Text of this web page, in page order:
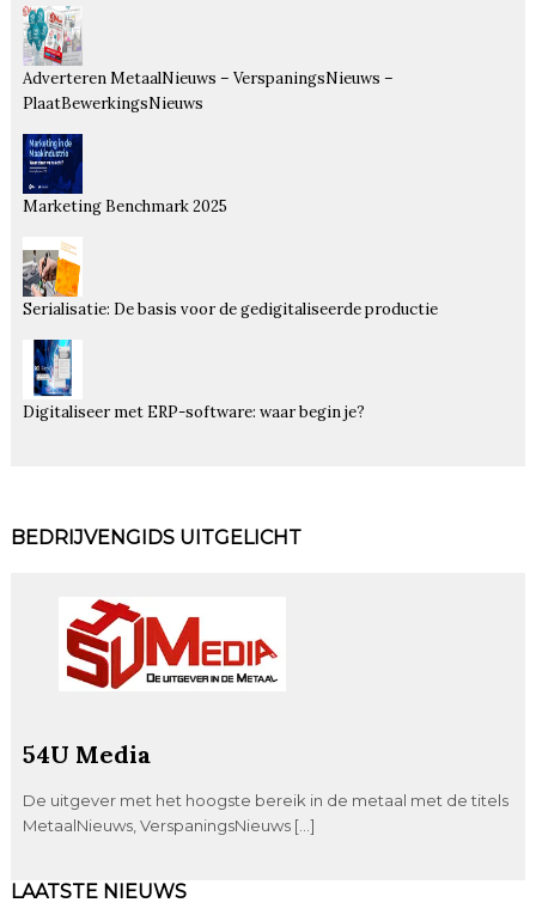
Adverteren MetaalNieuws – VerspaningsNieuws –
PlaatBewerkingsNieuws
Marketing Benchmark 2025
Serialisatie: De basis voor de gedigitaliseerde productie
Digitaliseer met ERP-software: waar begin je?
BEDRIJVENGIDS UITGELICHT
54U Media
De uitgever met het hoogste bereik in de metaal met de titels
MetaalNieuws, VerspaningsNieuws […]
LAATSTE NIEUWS